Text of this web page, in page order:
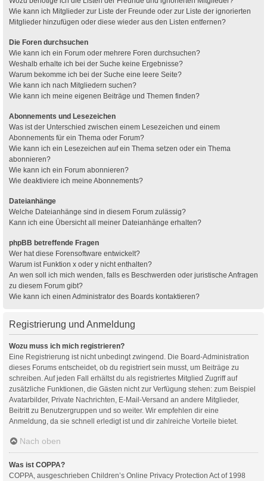
Wie kann ich Mitglieder zur Liste der Freunde oder zur Liste der ignorierten
Mitglieder hinzufügen oder diese wieder aus den Listen entfernen?
Die Foren durchsuchen
Wie kann ich ein Forum oder mehrere Foren durchsuchen?
Weshalb erhalte ich bei der Suche keine Ergebnisse?
Warum bekomme ich bei der Suche eine leere Seite?
Wie kann ich nach Mitgliedern suchen?
Wie kann ich meine eigenen Beiträge und Themen finden?
Abonnements und Lesezeichen
Was ist der Unterschied zwischen einem Lesezeichen und einem
Abonnements für ein Thema oder Forum?
Wie kann ich ein Lesezeichen auf ein Thema setzen oder ein Thema
abonnieren?
Wie kann ich ein Forum abonnieren?
Wie deaktiviere ich meine Abonnements?
Dateianhänge
Welche Dateianhänge sind in diesem Forum zulässig?
Kann ich eine Übersicht all meiner Dateianhänge erhalten?
phpBB betreffende Fragen
Wer hat diese Forensoftware entwickelt?
Warum ist Funktion x oder y nicht enthalten?
An wen soll ich mich wenden, falls es Beschwerden oder juristische Anfragen
zu diesem Forum gibt?
Wie kann ich einen Administrator des Boards kontaktieren?
Registrierung und Anmeldung
Wozu muss ich mich registrieren?
Eine Registrierung ist nicht unbedingt zwingend. Die Board-Administration
dieses Forums entscheidet, ob du registriert sein musst, um Beiträge zu
schreiben. Auf jeden Fall erhältst du als registriertes Mitglied Zugriff auf
zusätzliche Funktionen, die Gästen nicht zur Verfügung stehen: zum Beispiel
Avatarbilder, Private Nachrichten, E-Mail-Versand an andere Mitglieder,
Beitritt zu Benutzergruppen und so weiter. Wir empfehlen dir eine
Anmeldung, da sie schnell erledigt ist und dir zahlreiche Vorteile bietet.
Nach oben
Was ist COPPA?
COPPA, ausgeschrieben Children’s Online Privacy Protection Act of 1998